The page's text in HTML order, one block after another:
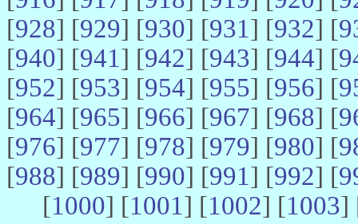
[928] [929] [930] [931] [932] [
[940] [941] [942] [943] [944] [
[952] [953] [954] [955] [956] [
[964] [965] [966] [967] [968] [
[976] [977] [978] [979] [980] [
[988] [989] [990] [991] [992] [
[1000] [1001] [1002] [1003]